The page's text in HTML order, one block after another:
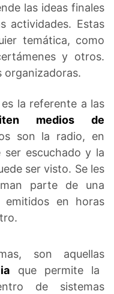
las ideas finales
actividades. Estas
temática, como
y otros.
organizadoras.
la referente a las
medios de
son la radio, en
ser escuchado y la
ser visto. Se les
parte de una
emitidos en horas
son aquellas
que permite la
de sistemas